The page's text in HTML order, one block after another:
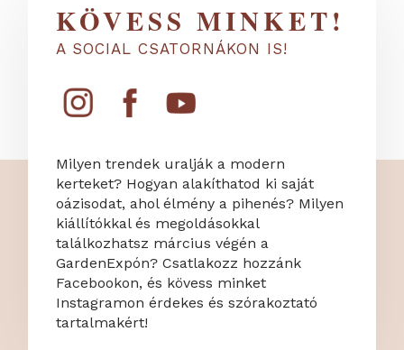
KÖVESS MINKET!
A SOCIAL CSATORNÁKON IS!
Milyen trendek uralják a modern
kerteket? Hogyan alakíthatod ki saját
oázisodat, ahol élmény a pihenés? Milyen
kiállítókkal és megoldásokkal
találkozhatsz március végén a
GardenExpón? Csatlakozz hozzánk
Facebookon, és kövess minket
Instagramon érdekes és szórakoztató
tartalmakért!